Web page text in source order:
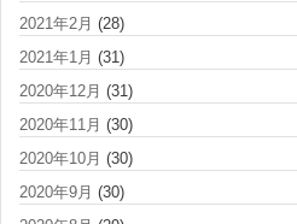
2021年2月 (28)
2021年1月 (31)
2020年12月 (31)
2020年11月 (30)
2020年10月 (30)
2020年9月 (30)